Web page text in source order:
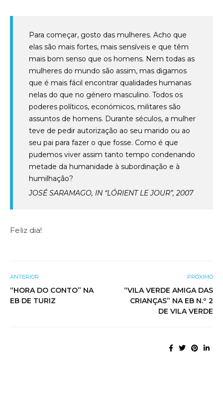
Para começar, gosto das mulheres. Acho que
elas são mais fortes, mais sensíveis e que têm
mais bom senso que os homens. Nem todas as
mulheres do mundo são assim, mas digamos
que é mais fácil encontrar qualidades humanas
nelas do que no género masculino. Todos os
poderes políticos, económicos, militares são
assuntos de homens. Durante séculos, a mulher
teve de pedir autorização ao seu marido ou ao
seu pai para fazer o que fosse. Como é que
pudemos viver assim tanto tempo condenando
metade da humanidade à subordinação e à
humilhação?
JOSÉ SARAMAGO, IN “LÓRIENT LE JOUR”, 2007
Feliz dia!
ANTERIOR
“HORA DO CONTO” NA
EB DE TURIZ
PRÓXIMO
“VILA VERDE AMIGA DAS
CRIANÇAS” NA EB N.º 2
DE VILA VERDE